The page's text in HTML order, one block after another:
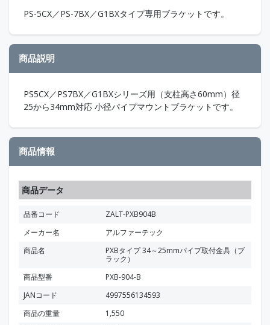
PS-5CX／PS-7BX／G1BXタイプ専用ブラケットです。
商品説明
PS5CX／PS7BX／G1BXシリーズ用（支柱高さ60mm）径
25から34mm対応 小径パイプマウントブラケットです。
商品情報
商品データ
品番コード
ZALT-PXB904B
メーカー名
アルファーテック
商品名
PXBタイプ 34～25mmパイプ取付金具（ブ
ラック）
商品型番
PXB-904-B
JANコード
4997556134593
商品の重量
1,550